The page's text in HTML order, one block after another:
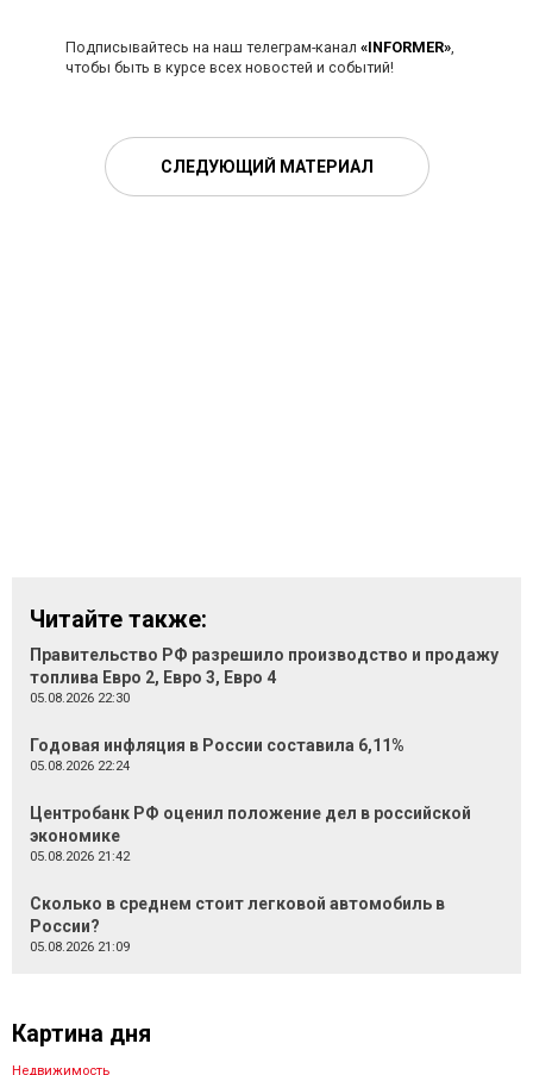
Подписывайтесь на наш телеграм-канал «INFORMER»,
чтобы быть в курсе всех новостей и событий!
СЛЕДУЮЩИЙ МАТЕРИАЛ
Читайте также:
Правительство РФ разрешило производство и продажу
топлива Евро 2, Евро 3, Евро 4
05.08.2026 22:30
Годовая инфляция в России составила 6,11%
05.08.2026 22:24
Центробанк РФ оценил положение дел в российской
экономике
05.08.2026 21:42
Сколько в среднем стоит легковой автомобиль в
России?
05.08.2026 21:09
Картина дня
Недвижимость